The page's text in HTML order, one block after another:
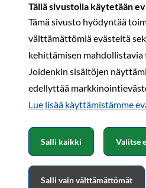
Tällä sivustolla käytetään
Tämä sivusto hyödyntää
välttämättömiä evästeitä
kehittämisen
Joidenkin sisältöjen
edellyttää
Lue lisää käyttämistämme
Salli kaikki
Salli vain välttämättömät
Valitse
Rekisteri- ja